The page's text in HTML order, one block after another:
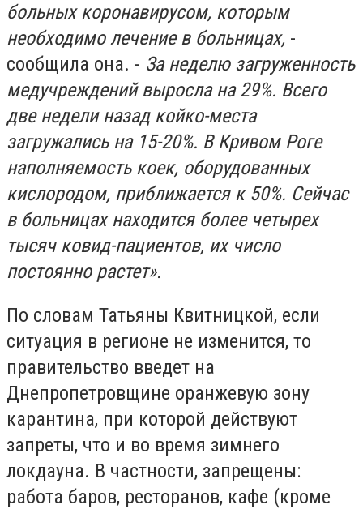
больных коронавирусом, которым
необходимо лечение в больницах, -
сообщила она. - За неделю загруженность
медучреждений выросла на 29%. Всего
две недели назад койко-места
загружались на 15-20%. В Кривом Роге
наполняемость коек, оборудованных
кислородом, приближается к 50%. Сейчас
в больницах находится более четырех
тысяч ковид-пациентов, их число
постоянно растет».
По словам Татьяны Квитницкой, если
ситуация в регионе не изменится, то
правительство введет на
Днепропетровщине оранжевую зону
карантина, при которой действуют
запреты, что и во время зимнего
локдауна. В частности, запрещены:
работа баров, ресторанов, кафе (кроме